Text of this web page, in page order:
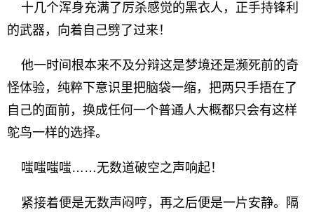
十几个浑身充满了厉杀感觉的黑衣人，正手持锋利
的武器，向着自己劈了过来！
他一时间根本来不及分辩这是梦境还是濒死前的奇
怪体验，纯粹下意识里把脑袋一缩，把两只手捂在了
自己的面前，换成任何一个普通人大概都只会有这样
鸵鸟一样的选择。
嗤嗤嗤嗤……无数道破空之声响起！
紧接着便是无数声闷哼，再之后便是一片安静。隔